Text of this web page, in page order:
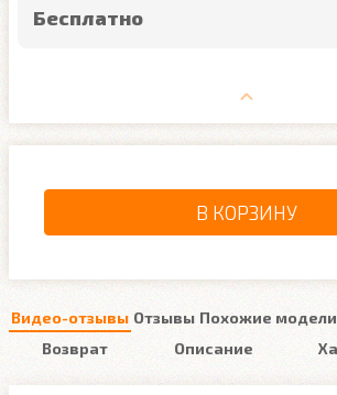
Бесплатно
В КОРЗИНУ
Видео-отзывы Отзывы Похожие модели
Возврат
Описание